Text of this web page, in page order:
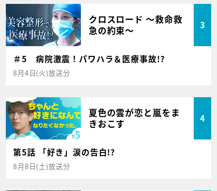
クロスロード ～救命救
急の約束～
3
＃5 病院激震！パワハラ＆医療事故!?
8月4日(火)放送分
夏色の雲が恋と嵐をま
きおこす
4
第5話 「好き」涙の告白!?
8月8日(土)放送分